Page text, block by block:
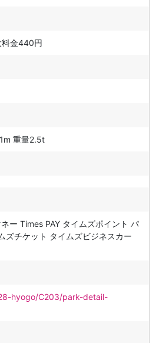
金440円
重量2.5t
ー Times PAY タイムズポイント パ
ズチケット タイムズビジネスカー
hyogo/C203/park-detail-